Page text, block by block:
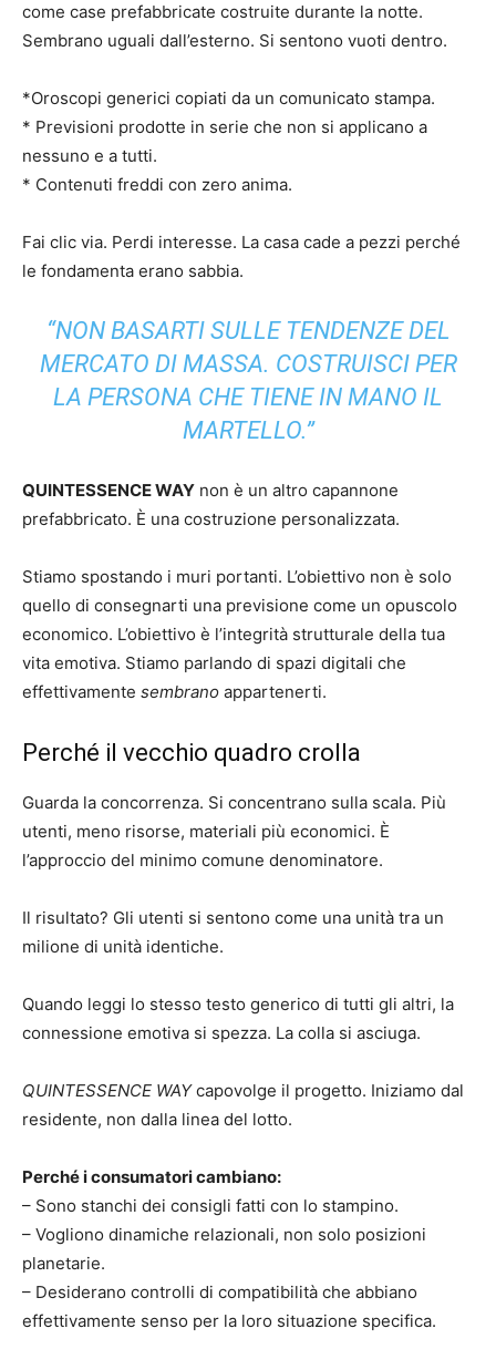
come case prefabbricate costruite durante la notte.
Sembrano uguali dall’esterno. Si sentono vuoti dentro.
*Oroscopi generici copiati da un comunicato stampa.
* Previsioni prodotte in serie che non si applicano a
nessuno e a tutti.
* Contenuti freddi con zero anima.
Fai clic via. Perdi interesse. La casa cade a pezzi perché
le fondamenta erano sabbia.
“NON BASARTI SULLE TENDENZE DEL
MERCATO DI MASSA. COSTRUISCI PER
LA PERSONA CHE TIENE IN MANO IL
MARTELLO.”
QUINTESSENCE WAY non è un altro capannone
prefabbricato. È una costruzione personalizzata.
Stiamo spostando i muri portanti. L’obiettivo non è solo
quello di consegnarti una previsione come un opuscolo
economico. L’obiettivo è l’integrità strutturale della tua
vita emotiva. Stiamo parlando di spazi digitali che
effettivamente sembrano appartenerti.
Perché il vecchio quadro crolla
Guarda la concorrenza. Si concentrano sulla scala. Più
utenti, meno risorse, materiali più economici. È
l’approccio del minimo comune denominatore.
Il risultato? Gli utenti si sentono come una unità tra un
milione di unità identiche.
Quando leggi lo stesso testo generico di tutti gli altri, la
connessione emotiva si spezza. La colla si asciuga.
QUINTESSENCE WAYcapovolge il progetto. Iniziamo dal
residente, non dalla linea del lotto.
Perché i consumatori cambiano:
– Sono stanchi dei consigli fatti con lo stampino.
– Vogliono dinamiche relazionali, non solo posizioni
planetarie.
– Desiderano controlli di compatibilità che abbiano
effettivamente senso per la loro situazione specifica.